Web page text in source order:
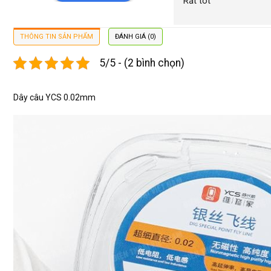
THÔNG TIN SẢN PHẨM ĐÁNH GIÁ (0)
5/5 - (2 bình chọn)
Dây câu YCS 0.02mm